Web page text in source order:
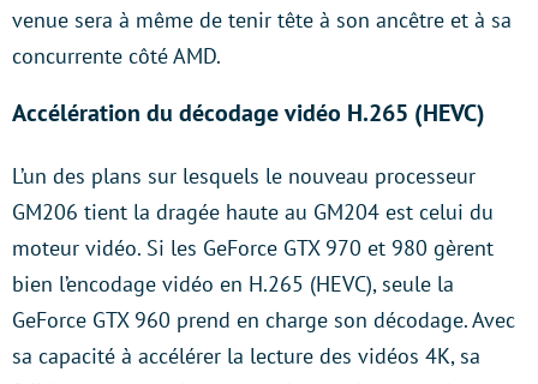
venue sera à même de tenir tête à son ancêtre et à sa
concurrente côté AMD.
Accélération du décodage vidéo H.265 (HEVC)
L’un des plans sur lesquels le nouveau processeur
GM206 tient la dragée haute au GM204 est celui du
moteur vidéo. Si les GeForce GTX 970 et 980 gèrent
bien l’encodage vidéo en H.265 (HEVC), seule la
GeForce GTX 960 prend en charge son décodage. Avec
sa capacité à accélérer la lecture des vidéos 4K, sa